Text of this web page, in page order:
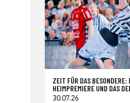
ZEIT FÜR DAS
HEIMPREMIERE UND DAS
30.07.26